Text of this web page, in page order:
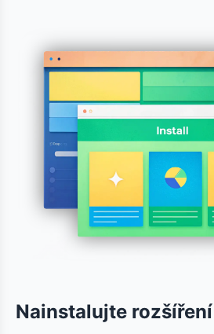
Nainstalujte rozšíření